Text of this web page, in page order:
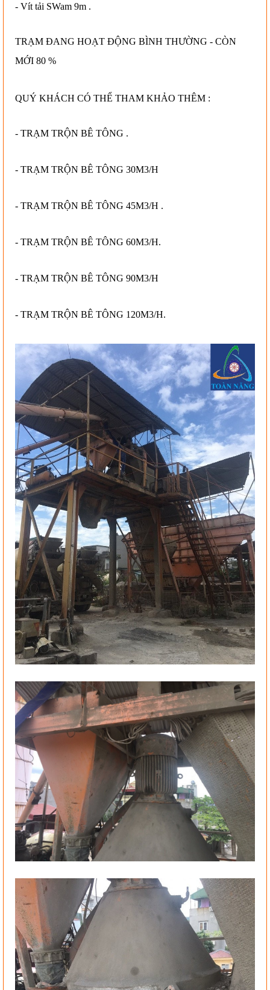
- Vít tải SWam 9m .
TRẠM ĐANG HOẠT ĐỘNG BÌNH THƯỜNG - CÒN
MỚI 80 %
QUÝ KHÁCH CÓ THỂ THAM KHẢO THÊM :
- TRẠM TRỘN BÊ TÔNG .
- TRẠM TRỘN BÊ TÔNG 30M3/H
- TRẠM TRỘN BÊ TÔNG 45M3/H .
- TRẠM TRỘN BÊ TÔNG 60M3/H.
- TRẠM TRỘN BÊ TÔNG 90M3/H
- TRẠM TRỘN BÊ TÔNG 120M3/H.